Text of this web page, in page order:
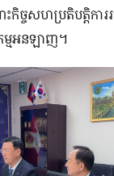
កិច្ចសហប្រតិបត្តិការ
កម្មអនឡាញ។